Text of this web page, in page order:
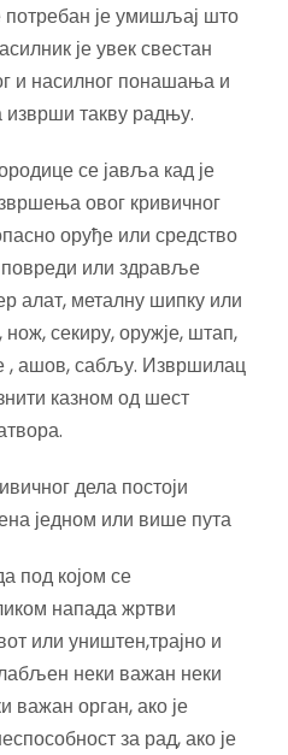
потребан је умишљај што
је увек свестан
и насилног понашања и
такву радњу.
се јавља кад је
овог кривичног
оруђе или средство
или здравље
алат, металну шипку или
секиру, оружје, штап,
, ашов, сабљу. Извршилац
казном од шест
дела постоји
једном или више пута
под којом се
напада жртви
или уништен,трајно и
неки важан неки
важан орган, ако је
за рад, ако је